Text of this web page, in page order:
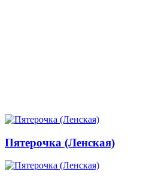
Пятерочка (Ленская)